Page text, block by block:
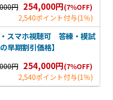
円 254,000円(7％OFF)
2,540ポイント付与(1％)
スマホ視聴可 答練・模試
早期割引価格】
円 254,000円(7％OFF)
2,540ポイント付与(1％)